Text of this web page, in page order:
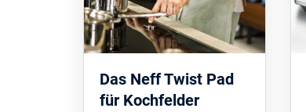
Das Neff Twist Pad
für Kochfelder